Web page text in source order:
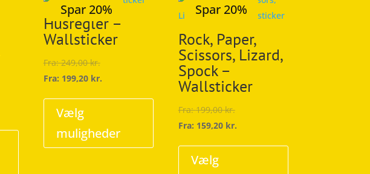
Spar 20%
Husregler –
Wallsticker
Fra:249,00kr.
Fra: 199,20 kr.
Vælg
muligheder
varianter.
Spar 20%
Rock, Paper,
Scissors, Lizard,
Spock –
Wallsticker
Fra:199,00kr.
Fra: 159,20 kr.
Vælg